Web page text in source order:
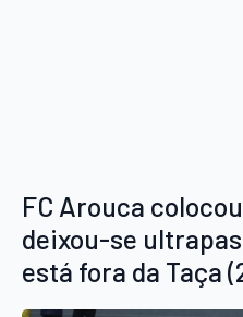
FC Arouca
deixou-se
está fora da Taça